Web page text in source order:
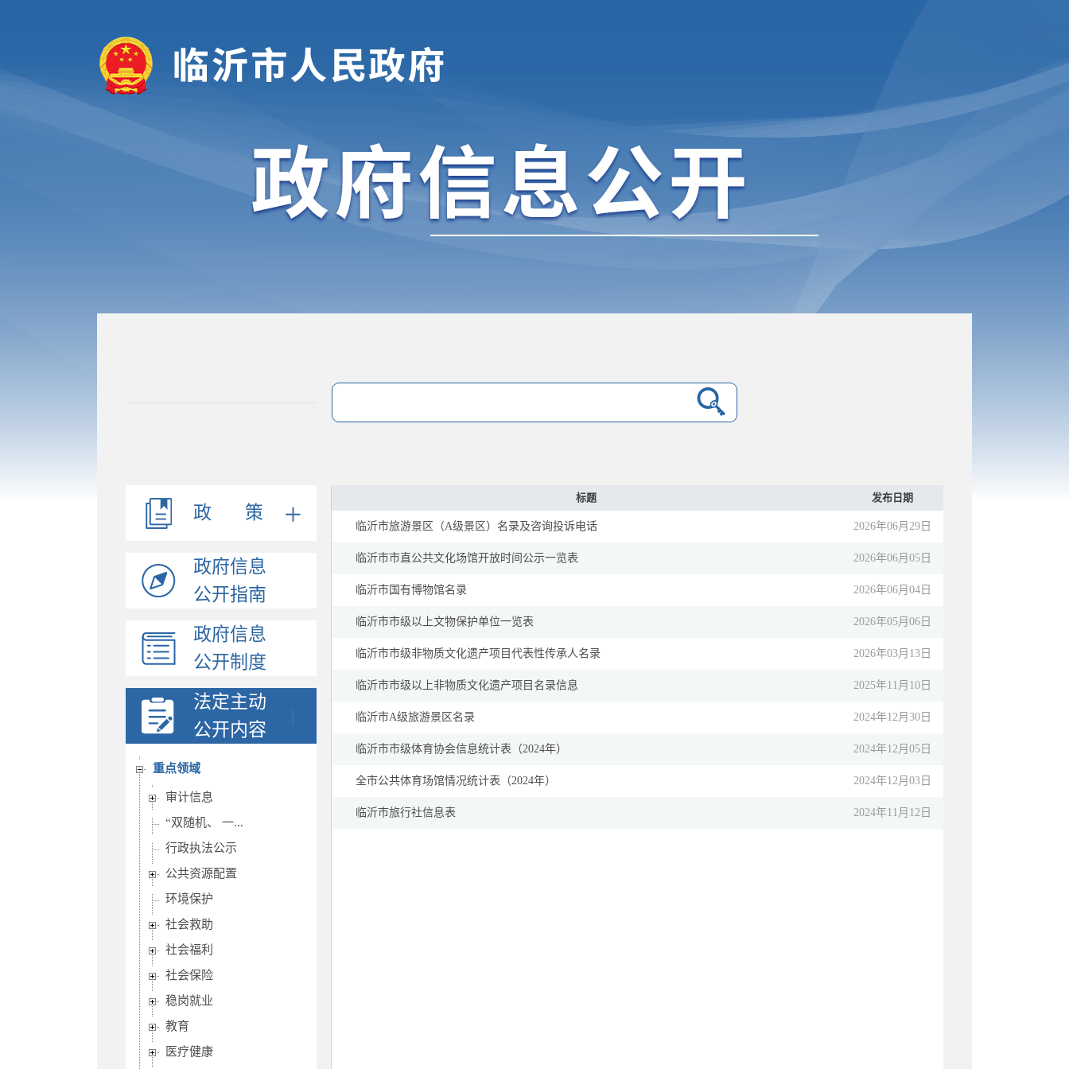
政 策
政府信息
公开指南
政府信息
公开制度
法定主动
公开内容
人事信息
政府工作报告
统计信息
政府采购
价格与收费
行政许可和其他对外管...
行政权力
重要部署执行公开
重点领域
审计信息
“双随机、 一...
行政执法公示
公共资源配置
环境保护
社会救助
社会福利
社会保险
稳岗就业
教育
医疗健康
标题 发布日期
临沂市旅游景区（A级景区）名录及咨询投诉电话 2026年06月29日
临沂市市直公共文化场馆开放时间公示一览表 2026年06月05日
临沂市国有博物馆名录 2026年06月04日
临沂市市级以上文物保护单位一览表 2026年05月06日
临沂市市级非物质文化遗产项目代表性传承人名录 2026年03月13日
临沂市市级以上非物质文化遗产项目名录信息 2025年11月10日
临沂市A级旅游景区名录 2024年12月30日
临沂市市级体育协会信息统计表（2024年） 2024年12月05日
全市公共体育场馆情况统计表（2024年） 2024年12月03日
临沂市旅行社信息表 2024年11月12日